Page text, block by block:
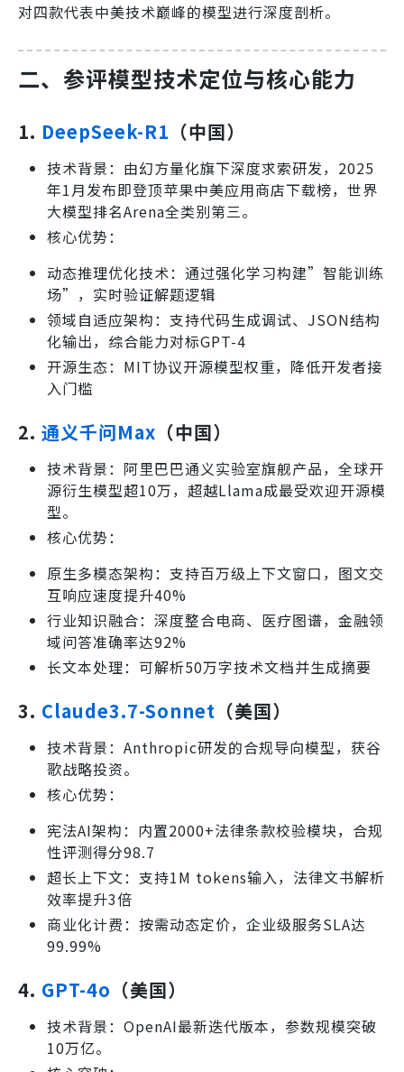
对四款代表中美技术巅峰的模型进行深度剖析。
二、参评模型技术定位与核心能力
1. DeepSeek-R1 （中国）
技术背景：由幻方量化旗下深度求索研发，2025
年1月发布即登顶苹果中美应用商店下载榜，世界
大模型排名Arena全类别第三。
核心优势：
动态推理优化技术：通过强化学习构建”智能训练
场”，实时验证解题逻辑
领域自适应架构：支持代码生成调试、JSON结构
化输出，综合能力对标GPT-4
开源生态：MIT协议开源模型权重，降低开发者接
入门槛
2. 通义千问Max （中国）
技术背景：阿里巴巴通义实验室旗舰产品，全球开
源衍生模型超10万，超越Llama成最受欢迎开源模
型。
核心优势：
原生多模态架构：支持百万级上下文窗口，图文交
互响应速度提升40%
行业知识融合：深度整合电商、医疗图谱，金融领
域问答准确率达92%
长文本处理：可解析50万字技术文档并生成摘要
3. Claude3.7-Sonnet （美国）
技术背景：Anthropic研发的合规导向模型，获谷
歌战略投资。
核心优势：
宪法AI架构：内置2000+法律条款校验模块，合规
性评测得分98.7
超长上下文：支持1M tokens输入，法律文书解析
效率提升3倍
商业化计费：按需动态定价，企业级服务SLA达
99.99%
4. GPT-4o （美国）
技术背景：OpenAI最新迭代版本，参数规模突破
10万亿。